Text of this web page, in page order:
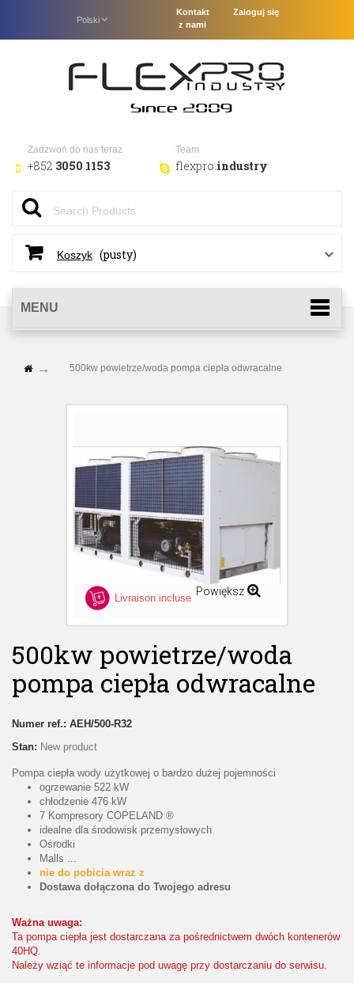
Zaloguj się
Polski
Kontakt
z nami
Zadzwoń do nas teraz
+852 3050 1153
Team
flexpro.industry
Koszyk (pusty)
MENU
500kw powietrze/woda pompa ciepła odwracalne
Powiększ
Livraison incluse
500kw powietrze/woda
pompa ciepła odwracalne
Numer ref.: AEH/500-R32
Stan: New product
Pompa ciepła wody użytkowej o bardzo dużej pojemności
ogrzewanie 522 kW
chłodzenie 476 kW
7 Kompresory COPELAND ®
idealne dla środowisk przemysłowych
Ośrodki
Malls ...
nie do pobicia wraz z
Dostawa dołączona do Twojego adresu
Ważna uwaga:
Ta pompa ciepła jest dostarczana za pośrednictwem dwóch kontenerów
40HQ.
Należy wziąć te informacje pod uwagę przy dostarczaniu do serwisu.